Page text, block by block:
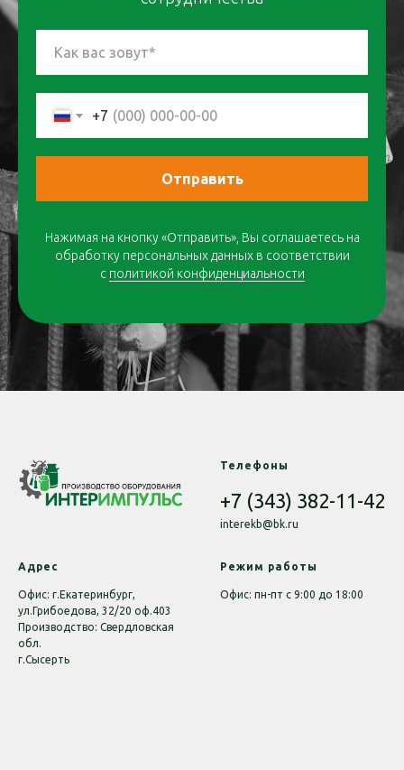
Как вас зовут*
+7
Отправить
Нажимая на кнопку «Отправить», Вы соглашаетесь на
обработку персональных данных в соответствии
с политикой конфиденциальности
Телефоны
+7 (343) 382-11-42
interekb@bk.ru
Адрес
Офис: г.Екатеринбург,
ул.Грибоедова, 32/20 оф.403
Производство: Свердловская
обл.
г.Сысерть
Режим работы
Офис: пн-пт с 9:00 до 18:00